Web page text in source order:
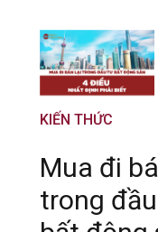
KIẾN THỨC
Mua đi
trong